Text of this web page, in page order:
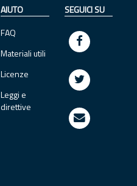
AIUTO
FAQ
Materiali utili
Licenze
Leggi e
direttive
SEGUICI SU